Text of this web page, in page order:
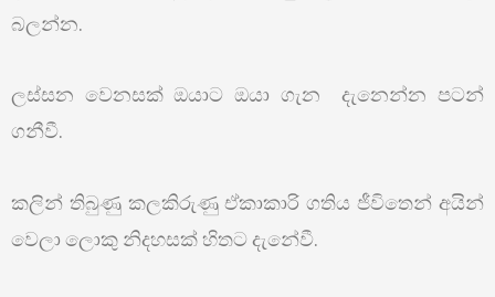
බලන්න.
ලස්සන වෙනසක් ඔයාට ඔයා ගැන දැනෙන්න පටන්
ගනීවී.
කලින් තිබුණු කලකිරුණු ඒකාකාරි ගතිය ජීවිතෙන් අයින්
වෙලා ලොකු නිදහසක් හිතට දැනේවී.